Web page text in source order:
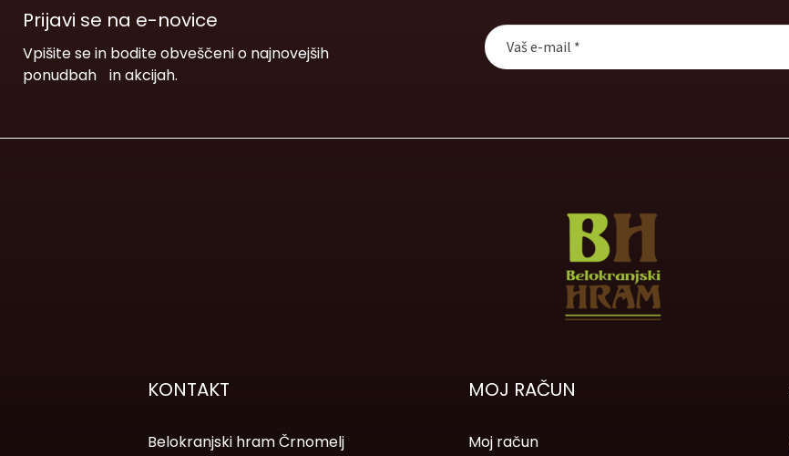
Prijavi se na e-novice
Vpišite se in bodite obveščeni o najnovejših
ponudbah in akcijah.
KONTAKT
Belokranjski hram Črnomelj
MOJ RAČUN
Moj račun